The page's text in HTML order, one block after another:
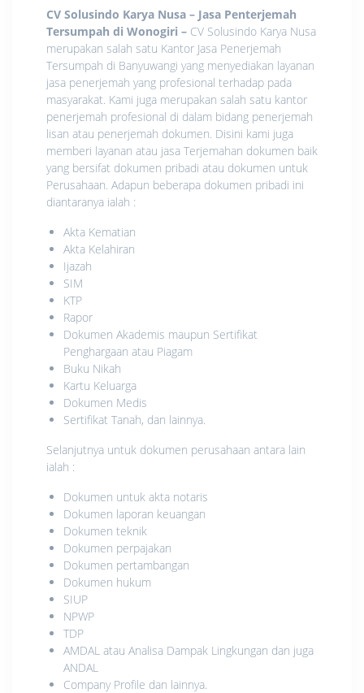
CV Solusindo Karya Nusa – Jasa Penterjemah
Tersumpah di Wonogiri – CV Solusindo Karya Nusa
merupakan salah satu Kantor Jasa Penerjemah
Tersumpah di Banyuwangi yang menyediakan layanan
jasa penerjemah yang profesional terhadap pada
masyarakat. Kami juga merupakan salah satu kantor
penerjemah profesional di dalam bidang penerjemah
lisan atau penerjemah dokumen. Disini kami juga
memberi layanan atau jasa Terjemahan dokumen baik
yang bersifat dokumen pribadi atau dokumen untuk
Perusahaan. Adapun beberapa dokumen pribadi ini
diantaranya ialah :
Akta Kematian
Akta Kelahiran
Ijazah
SIM
KTP
Rapor
Dokumen Akademis maupun Sertifikat
Penghargaan atau Piagam
Buku Nikah
Kartu Keluarga
Dokumen Medis
Sertifikat Tanah, dan lainnya.
Selanjutnya untuk dokumen perusahaan antara lain
ialah :
Dokumen untuk akta notaris
Dokumen laporan keuangan
Dokumen teknik
Dokumen perpajakan
Dokumen pertambangan
Dokumen hukum
SIUP
NPWP
TDP
AMDAL atau Analisa Dampak Lingkungan dan juga
ANDAL
Company Profile dan lainnya.